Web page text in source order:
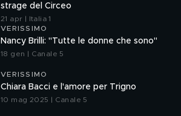
strage del Circeo
21 apr | Italia 1
VERISSIMO
Nancy Brilli: "Tutte le donne che sono"
18 gen | Canale 5
VERISSIMO
Chiara Bacci e l'amore per Trigno
10 mag 2025 | Canale 5